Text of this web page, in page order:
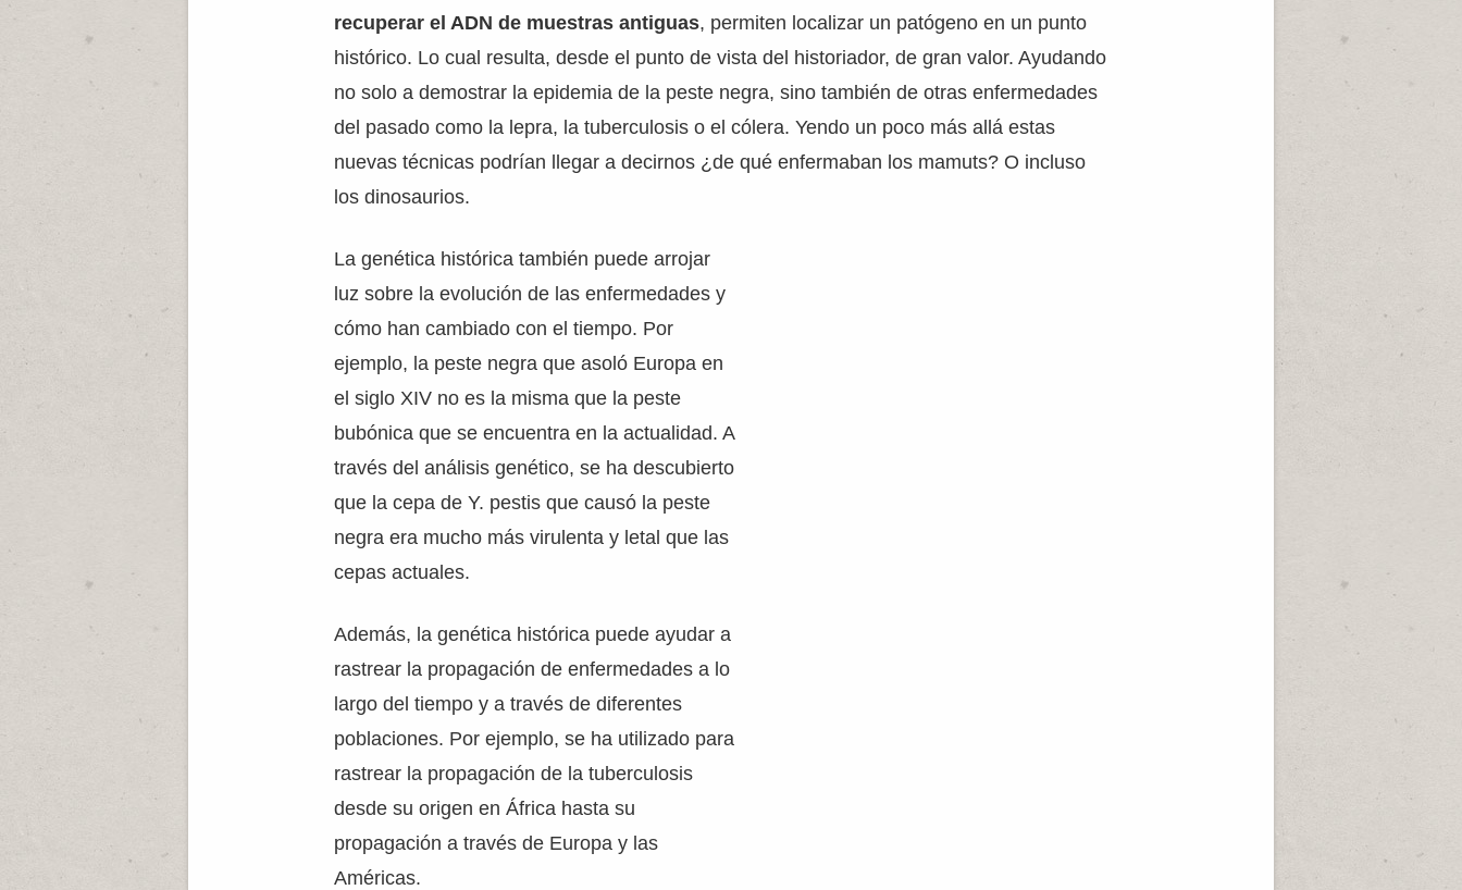
recuperar el ADN de muestras antiguas, permiten localizar un patógeno en un punto
histórico. Lo cual resulta, desde el punto de vista del historiador, de gran valor. Ayudando
no solo a demostrar la epidemia de la peste negra, sino también de otras enfermedades
del pasado como la lepra, la tuberculosis o el cólera. Yendo un poco más allá estas
nuevas técnicas podrían llegar a decirnos ¿de qué enfermaban los mamuts? O incluso
los dinosaurios.
La genética histórica también puede arrojar
luz sobre la evolución de las enfermedades y
cómo han cambiado con el tiempo. Por
ejemplo, la peste negra que asoló Europa en
el siglo XIV no es la misma que la peste
bubónica que se encuentra en la actualidad. A
través del análisis genético, se ha descubierto
que la cepa de Y. pestis que causó la peste
negra era mucho más virulenta y letal que las
cepas actuales.
Además, la genética histórica puede ayudar a
rastrear la propagación de enfermedades a lo
largo del tiempo y a través de diferentes
poblaciones. Por ejemplo, se ha utilizado para
rastrear la propagación de la tuberculosis
desde su origen en África hasta su
propagación a través de Europa y las
Américas.